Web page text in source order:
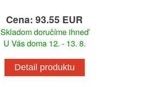
Cena: 93.55 EUR
Skladom doručíme ihneď
U Vás doma 12. - 13. 8.
Detail produktu